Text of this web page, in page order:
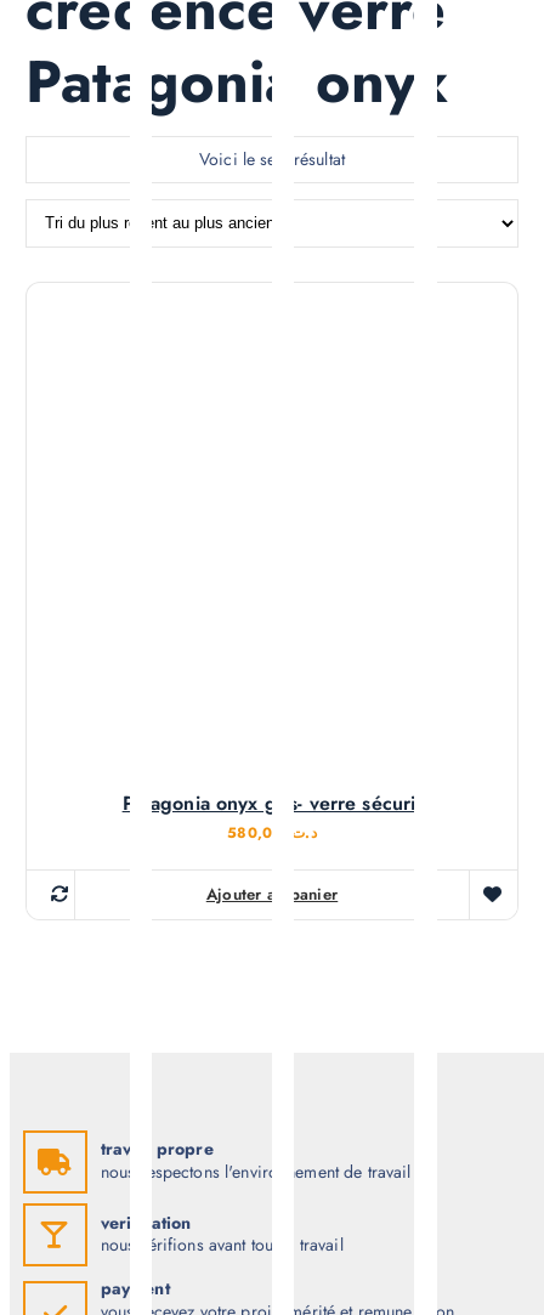
Patagonia onyx
Voici le seul résultat
Patagonia onyx gris- verre sécurit
د.ت 580,000
Ajouter au panier
travail propre
nous respectons l'environnement de travail
verification
nous vérifions avant tout le travail
payment